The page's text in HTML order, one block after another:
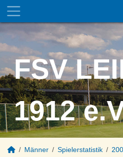
FSV
1912
Männer Spielerstatistik